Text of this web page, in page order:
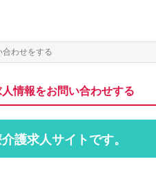
わせをする
情報をお問い合わせする
護求人サイトです。